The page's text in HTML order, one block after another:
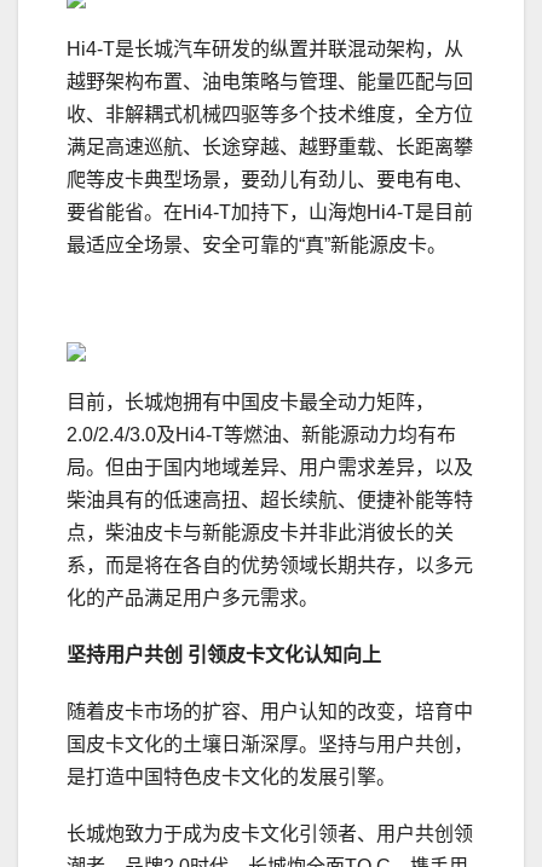
Hi4-T是长城汽车研发的纵置并联混动架构，从
越野架构布置、油电策略与管理、能量匹配与回
收、非解耦式机械四驱等多个技术维度，全方位
满足高速巡航、长途穿越、越野重载、长距离攀
爬等皮卡典型场景，要劲儿有劲儿、要电有电、
要省能省。在Hi4-T加持下，山海炮Hi4-T是目前
最适应全场景、安全可靠的“真”新能源皮卡。
目前，长城炮拥有中国皮卡最全动力矩阵，
2.0/2.4/3.0及Hi4-T等燃油、新能源动力均有布
局。但由于国内地域差异、用户需求差异，以及
柴油具有的低速高扭、超长续航、便捷补能等特
点，柴油皮卡与新能源皮卡并非此消彼长的关
系，而是将在各自的优势领域长期共存，以多元
化的产品满足用户多元需求。
坚持用户共创 引领皮卡文化认知向上
随着皮卡市场的扩容、用户认知的改变，培育中
国皮卡文化的土壤日渐深厚。坚持与用户共创，
是打造中国特色皮卡文化的发展引擎。
长城炮致力于成为皮卡文化引领者、用户共创领